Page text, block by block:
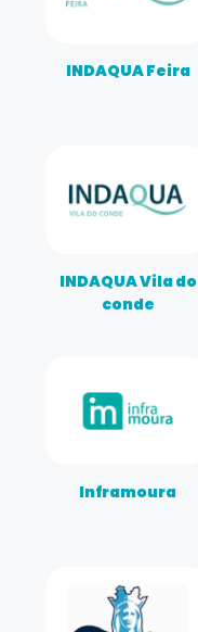
INDAQUA Feira
INDAQUA Vila do
conde
Inframoura